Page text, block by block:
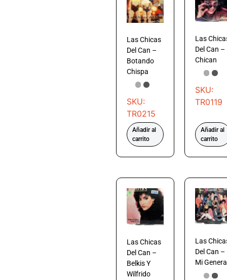
Las Chicas
Del Can –
Botando
Chispa
SKU:
TR0215
Añadir al
carrito
Las
Del Can –
Chican
SKU:
TR0119
Añadir al
carrito
Las Chicas
Del Can –
Belkis Y
Wilfrido
Las
Del Can –
Mi